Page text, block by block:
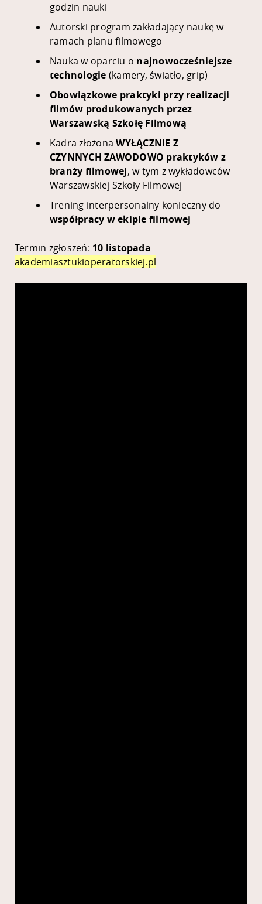
godzin nauki
Autorski program zakładający naukę w
ramach planu filmowego
Nauka w oparciu o najnowocześniejsze
technologie (kamery, światło, grip)
Obowiązkowe praktyki przy realizacji
filmów produkowanych przez
Warszawską Szkołę Filmową
Kadra złożonaWYŁĄCZNIE Z
CZYNNYCH ZAWODOWO praktyków z
branży filmowej, w tym z wykładowców
Warszawskiej Szkoły Filmowej
Trening interpersonalny konieczny do
współpracy w ekipie filmowej
Termin zgłoszeń: 10 listopada
akademiasztukioperatorskiej.pl